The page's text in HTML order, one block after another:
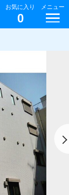
お気に入り
0
メニュー